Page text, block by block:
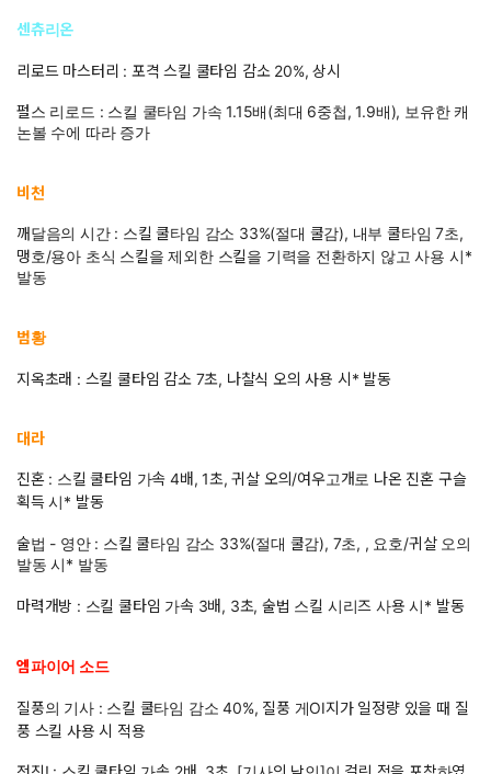
센츄리온
리로드 마스터리 : 포격 스킬 쿨타임 감소 20%, 상시
펄스 리로드 : 스킬 쿨타임 가속 1.15배(최대 6중첩, 1.9배), 보유한 캐
논볼 수에 따라 증가
비천
깨달음의 시간 : 스킬 쿨타임 감소 33%(절대 쿨감), 내부 쿨타임 7초,
맹호/용아 초식 스킬을 제외한 스킬을 기력을 전환하지 않고 사용 시*
발동
범황
지옥초래 : 스킬 쿨타임 감소 7초, 나찰식 오의 사용 시* 발동
대라
진혼 : 스킬 쿨타임 가속 4배, 1초, 귀살 오의/여우고개로 나온 진혼 구슬
획득 시* 발동
술법 - 영안 : 스킬 쿨타임 감소 33%(절대 쿨감), 7초, , 요호/귀살 오의
발동 시* 발동
마력개방 : 스킬 쿨타임 가속 3배, 3초, 술법 스킬 시리즈 사용 시* 발동
엠파이어 소드
질풍의 기사 : 스킬 쿨타임 감소 40%, 질풍 게OI지가 일정량 있을 때 질
풍 스킬 사용 시 적용